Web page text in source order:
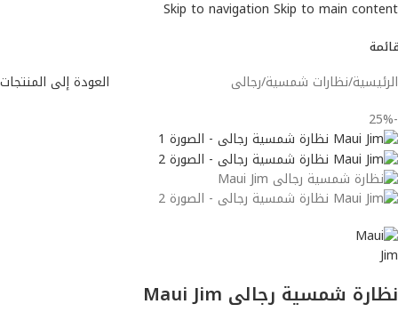
Skip to navigation Skip to main content
الرئيسية/نظارات شمسية/رجالى
العودة إلى المنتجات
-25%
نظارة شمسية رجالى Maui Jim